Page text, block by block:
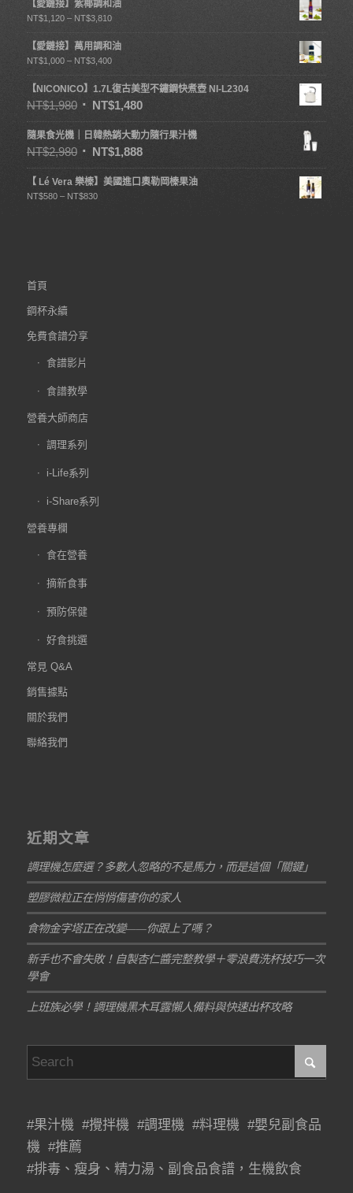
【愛鏈接】紫椰調和油
NT$1,120 – NT$3,810
【愛鏈接】萬用調和油
NT$1,000 – NT$3,400
【NICONICO】1.7L復古美型不鏽鋼快煮壺 NI-L2304
NT$1,980 NT$1,480
隨果食光機｜日韓熱銷大動力隨行果汁機
NT$2,980 NT$1,888
【 Lé Vera 樂榛】美國進口奧勒岡榛果油
NT$580 – NT$830
首頁
鋼杯永續
免費食譜分享
食譜影片
食譜教學
營養大師商店
調理系列
i-Life系列
i-Share系列
營養專欄
食在營養
摘新食事
預防保健
好食挑選
常見 Q&A
銷售據點
關於我們
聯絡我們
近期文章
調理機怎麼選？多數人忽略的不是馬力，而是這個「關鍵」
塑膠微粒正在悄悄傷害你的家人
食物金字塔正在改變——你跟上了嗎？
新手也不會失敗！自製杏仁醬完整教學＋零浪費洗杯技巧一次
學會
上班族必學！調理機黑木耳露懶人備料與快速出杯攻略
#果汁機 #攪拌機 #調理機 #料理機 #嬰兒副食品
機 #推薦
#排毒、瘦身、精力湯、副食品食譜，生機飲食